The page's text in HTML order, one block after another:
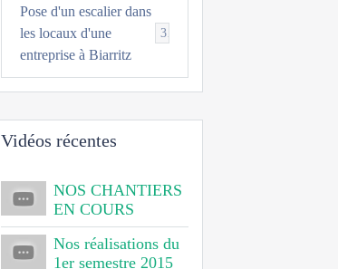
Pose d'un escalier dans
les locaux d'une
entreprise à Biarritz
Vidéos récentes
NOS CHANTIERS
EN COURS
Nos réalisations du
1er semestre 2015